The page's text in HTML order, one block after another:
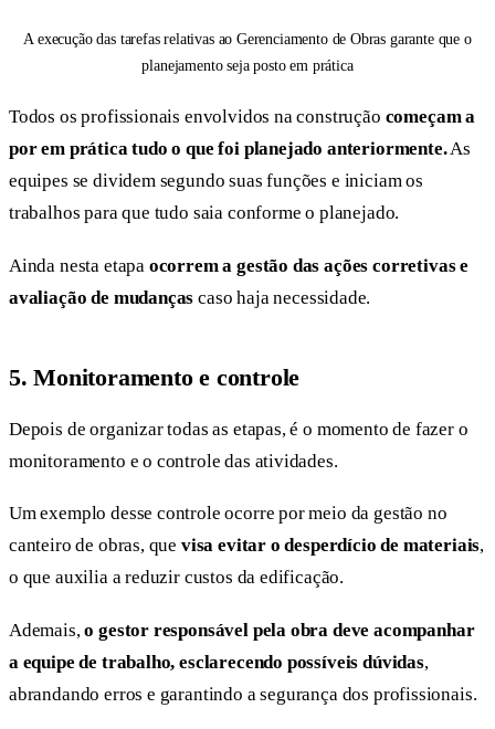
A execução das tarefas relativas ao Gerenciamento de Obras garante que o
planejamento seja posto em prática
Todos os profissionais envolvidos na construção começam a
por em prática tudo o que foi planejado anteriormente.As
equipes se dividem segundo suas funções e iniciam os
trabalhos para que tudo saia conforme o planejado.
Ainda nesta etapa ocorrem a gestão das ações corretivas e
avaliação de mudançascaso haja necessidade.
5.Monitoramento e controle
Depois de organizar todas as etapas, é o momento de fazer o
monitoramento e o controle das atividades.
Um exemplo desse controle ocorre por meio da gestão no
canteiro de obras, que visa evitar o desperdício de materiais,
o que auxilia a reduzir custos da edificação.
Ademais,o gestor responsável pela obra deve acompanhar
a equipe de trabalho, esclarecendo possíveis dúvidas,
abrandando erros e garantindo a segurança dos profissionais.